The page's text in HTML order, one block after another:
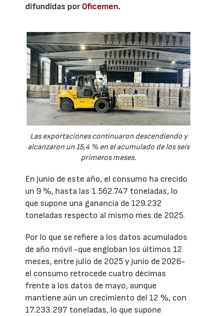
difundidas porOficemen.
Las exportaciones continuaron descendiendo y
alcanzaron un 15,4 % en el acumulado de los seis
primeros meses.
En junio de este año, el consumo ha crecido
un 9 %, hasta las 1.562.747 toneladas, lo
que supone una ganancia de 129.232
toneladas respecto al mismo mes de 2025.
Por lo que se refiere a los datos acumulados
de año móvil -que engloban los últimos 12
meses, entre julio de 2025 y junio de 2026-
el consumo retrocede cuatro décimas
frente a los datos de mayo, aunque
mantiene aún un crecimiento del 12 %, con
17.233.297 toneladas, lo que supone